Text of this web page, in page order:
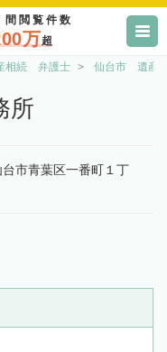
間閲覧件数
万超
相続 弁護士 仙台市 遺産
所
市青葉区一番町１丁